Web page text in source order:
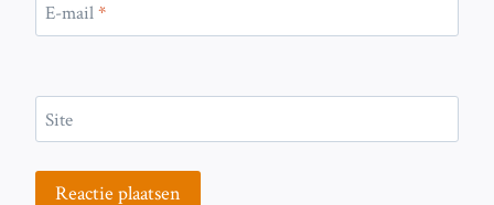
E-mail*
Site